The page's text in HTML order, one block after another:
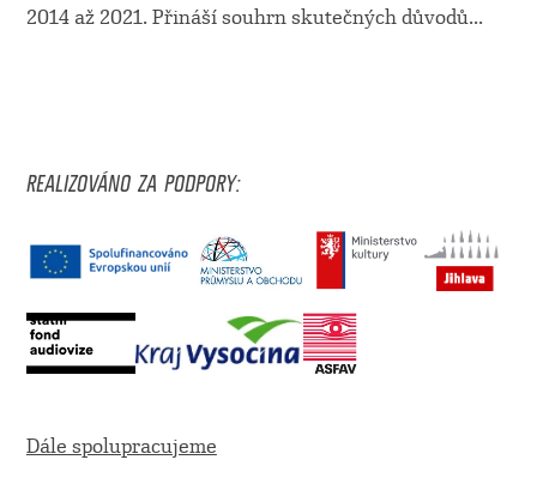
2014 až 2021. Přináší souhrn skutečných důvodů...
REALIZOVÁNO ZA PODPORY:
Dále spolupracujeme